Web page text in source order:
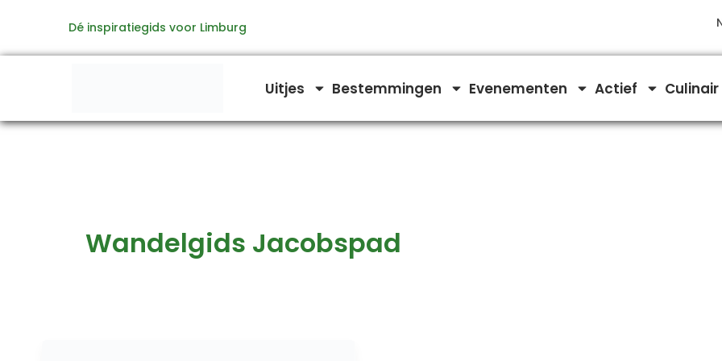
de
Dé inspiratiegids voor Limburg
Uitjes Bestemmingen Evenementen Actief Culinair
Wandelgids Jacobspad